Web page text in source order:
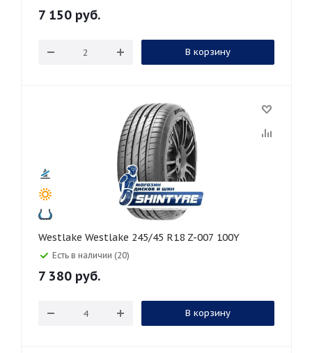
7 150 руб.
В корзину
Westlake Westlake 245/45 R18 Z-007 100Y
Есть в наличии (20)
7 380 руб.
В корзину